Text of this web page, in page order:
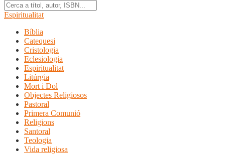
Espiritualitat
Bíblia
Catequesi
Cristologia
Eclesiologia
Espiritualitat
Litúrgia
Mort i Dol
Objectes Religiosos
Pastoral
Primera Comunió
Religions
Santoral
Teologia
Vida religiosa